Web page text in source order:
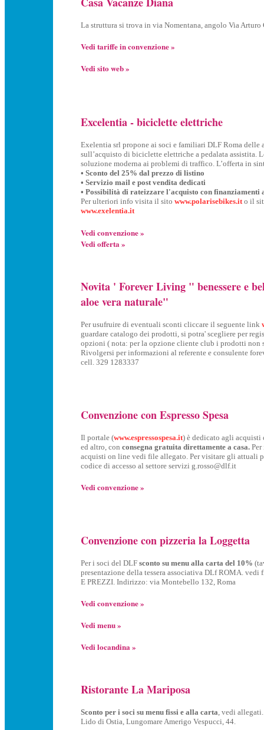
La struttura si trova in via Nomentana, angolo Via Arturo
Vedi tariffe in convenzione »
Vedi sito web »
Excelentia - biciclette elettriche
Exelentia srl propone ai soci e familiari DLF Roma
sull’acquisto di biciclette elettriche a pedalata assistita.
soluzione moderna ai problemi di traffico. L’offerta in
• Sconto del 25% dal prezzo di listino
• Servizio mail e post vendita dedicati
• Possibilità di rateizzare l'acquisto con finanziamenti
Per ulteriori info visita il sito www.polarisebikes.ito il
www.exelentia.it
Vedi convenzione »
Vedi offerta »
Novita ' Forever Living " benessere e
aloe vera naturale"
Per usufruire di eventuali sconti cliccare il seguente link
guardare catalogo dei prodotti, si potra' scegliere per
opzioni ( nota: per la opzione cliente club i prodotti non
Rivolgersi per informazioni al referente e consulente
cell. 329 1283337
Convenzione con Espresso Spesa
Il portale (www.espressospesa.it) è dedicato agli
ed altro, con consegna gratuita direttamente a casa.
acquisti on line vedi file allegato. Per visitare gli attuali
codice di accesso al settore servizi g.rosso@dlf.it
Vedi convenzione »
Convenzione con pizzeria la Loggetta
Per i soci del DLF sconto su menu alla carta del 10%
presentazione della tessera associativa DLf ROMA.
E PREZZI. Indirizzo: via Montebello 132, Roma
Vedi convenzione »
Vedi menu »
Vedi locandina »
Ristorante La Mariposa
Sconto per i soci su menu fissi e alla carta, vedi
Lido di Ostia, Lungomare Amerigo Vespucci, 44.